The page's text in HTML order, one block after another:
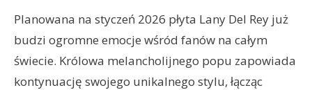
Planowana na styczeń 2026 płyta Lany Del Rey już
budzi ogromne emocje wśród fanów na całym
świecie. Królowa melancholijnego popu zapowiada
kontynuację swojego unikalnego stylu, łącząc